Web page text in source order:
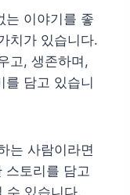
는 이야기를 좋
치가 있습니다.
고, 생존하며,
를 담고 있습니
는 사람이라면
스토리를 담고
수 있습니다.